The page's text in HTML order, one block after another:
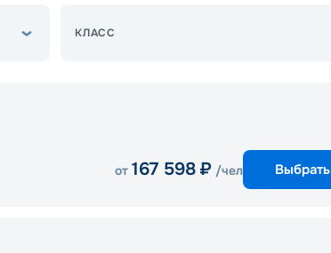
КЛАСС
от 167 598 ₽ /чел Выбрать